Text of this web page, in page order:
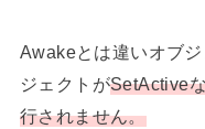
Awakeとは違いオブ
ジェクトがSetActive
行されません。